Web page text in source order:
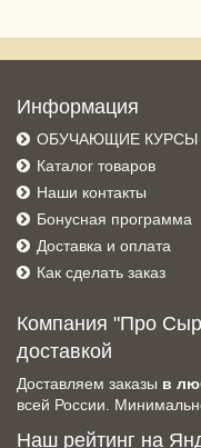
Информация
ОБУЧАЮЩИЕ КУРСЫ
Каталог товаров
Наши контакты
Бонусная программа
Доставка и оплата
Как сделать заказ
Компания "Про
доставкой
Доставляем заказы в
всей России.
Наш рейтинг на